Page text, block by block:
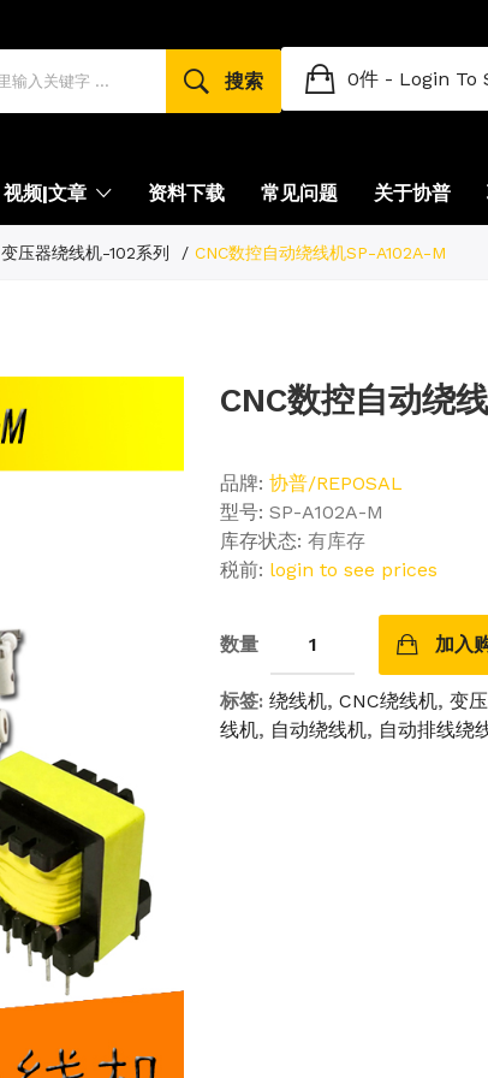
视频|文章 资料下载 常见问题 关于协普
搜索 0件 - Login To
变压器绕线机-102系列 CNC数控自动绕线机SP-A102A-M
CNC数控自动绕
品牌: 协普/REPOSAL
型号: SP-A102A-M
库存状态: 有库存
税前: login to see prices
数量 加入
标签: 绕线机, CNC绕线机, 变
线机, 自动绕线机, 自动排线绕